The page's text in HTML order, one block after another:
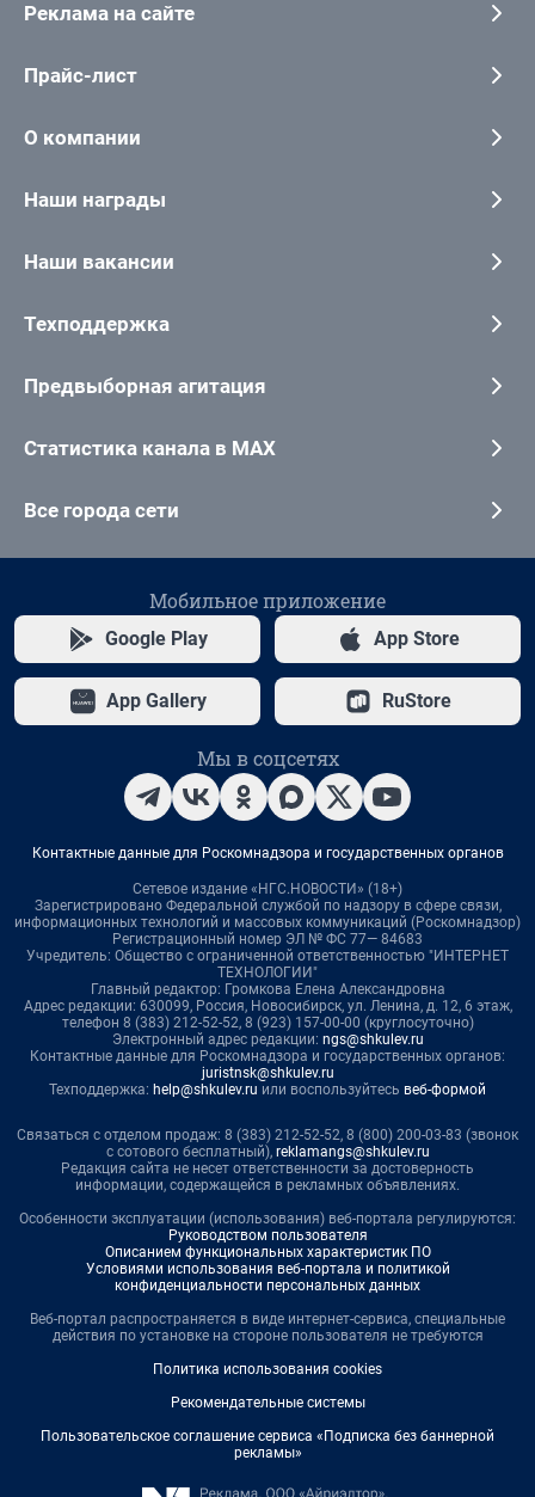
Реклама на сайте
Прайс-лист
О компании
Наши награды
Наши вакансии
Техподдержка
Предвыборная агитация
Статистика канала в MAX
Все города сети
Мобильное приложение
Google Play App Store
App Gallery RuStore
Мы в соцсетях
Контактные данные для Роскомнадзора и государственных органов
Сетевое издание «НГС.НОВОСТИ» (18+)
Зарегистрировано Федеральной службой по надзору в сфере связи,
информационных технологий и массовых коммуникаций (Роскомнадзор)
Регистрационный номер ЭЛ № ФС 77— 84683
Учредитель: Общество с ограниченной ответственностью "ИНТЕРНЕТ
ТЕХНОЛОГИИ"
Главный редактор: Громкова Елена Александровна
Адрес редакции: 630099, Россия, Новосибирск, ул. Ленина, д. 12, 6 этаж,
телефон 8 (383) 212-52-52, 8 (923) 157-00-00 (круглосуточно)
Электронный адрес редакции: ngs@shkulev.ru
Контактные данные для Роскомнадзора и государственных органов:
juristnsk@shkulev.ru
Техподдержка: help@shkulev.ru или воспользуйтесь веб-формой
Связаться с отделом продаж: 8 (383) 212-52-52, 8 (800) 200-03-83 (звонок
с сотового бесплатный), reklamangs@shkulev.ru
Редакция сайта не несет ответственности за достоверность
информации, содержащейся в рекламных объявлениях.
Особенности эксплуатации (использования) веб-портала регулируются:
Руководством пользователя
Описанием функциональных характеристик ПО
Условиями использования веб-портала и политикой
конфиденциальности персональных данных
Веб-портал распространяется в виде интернет-сервиса, специальные
действия по установке на стороне пользователя не требуются
Политика использования cookies
Рекомендательные системы
Пользовательское соглашение сервиса «Подписка без баннерной
рекламы»